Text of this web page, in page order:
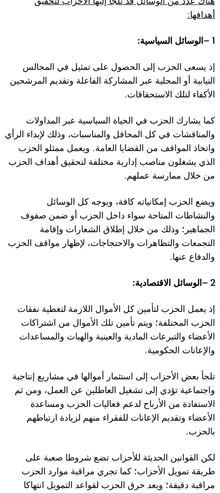
أهدافها:
1 –
الوسائل السياسية:
إذ يسعى الحزب إلى الحصول على تمثيل في المجالس
النيابية أو المحلية عبر المشاركة الفاعلة وتقديم المرشحين
الأكفاء لتلك الاستحقاقات.
كما يشارك الحزب في الحياة السياسية عبر المداولات
والمناقشات في كل المحافل والمناسبات، وذلك لإبداء الرأي
واتخاذ المواقف من القضايا العامة. ويعمل ممثلو الحزب
الذي يشغلون مناصب إدارية مختلفة لتحقيق أهداف الحزب
من خلال ممارسة عملهم .
ويضع الحزب إمكانياته كافة، ويوجه كل الوسائل
والنشاطات المتاحة سواء داخل الحزب أو ضمن صفوف
الجماهير؛ وذلك من خلال إطلاق الشعارات وإقامة
التجمعات والتظاهرات والاحتجاجات، لإظهار مواقف الحزب
والدفاع عنها.
2 –
الوسائل ا لاقتصادية:
إذ يعمل الحزب لتأمين كل الأموال اللازمة لتغطية نفقات
الحزب المختلفة؛ ويتم تأمين تلك الأموال من اشتراكات
الأعضاء والتبرعات المادية والعينية والهبات والمساعدات
والإعانات الحكومية.
تلجأ بعض الأحزاب إلى استثمار أموالها في مشاريع إنتاجية
واجتماعية تؤدي إلى تشغيل العاطلين عن العمل، ومن ثم
الاستفادة من الأرباح لدعم فعاليات الحزب ومساعدة
الأعضاء وتقديم العانات للفقراء منهم لزيادة ارتباطهم
بالحزب.
لكن القوانين الحديثة للأحزاب تضع شروطا صعبة على
طريقة تمويل الحزاب؛ كما تجري مراقبة موارد الحزب
مراقبة دقيقة؛ ويعد خرق الحزب لقواعد التمويل انتهاكا